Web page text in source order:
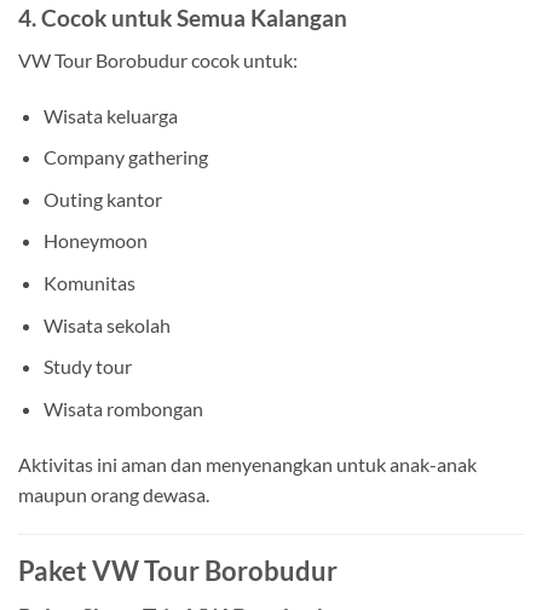
4. Cocok untuk Semua Kalangan
VW Tour Borobudur cocok untuk:
Wisata keluarga
Company gathering
Outing kantor
Honeymoon
Komunitas
Wisata sekolah
Study tour
Wisata rombongan
Aktivitas ini aman dan menyenangkan untuk anak-anak
maupun orang dewasa.
Paket VW Tour Borobudur